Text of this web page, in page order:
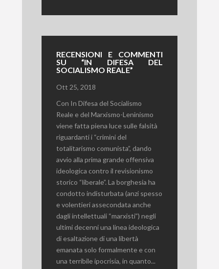
RECENSIONI E COMMENTI
SU “IN DIFESA DEL
SOCIALISMO REALE”
Ott 25, 2018
Con In Difesa del Socialismo
Reale e del Marxismo-Leninismo
viene fatta piena luce sulle falsità
riguardanti i “crimini del
totalitarismo comunista”, dando
avvio alla prima grande offensiva
ideologica contro il revisionismo
storico “liberale”. La borghesia ha
condotto indisturbata (anzi spesso
e volentieri assecondata anche
dagli intellettuali “marxisti”) negli
ultimi decenni una linea ideologica
di esaltazione di una libertà
emanata solo formalmente e con
una terribile ipocrisia, in quanto...